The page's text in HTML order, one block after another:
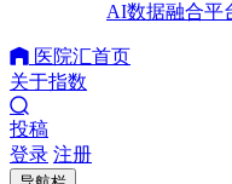
AI数据融合平
医院汇首页
关于指数
投稿
登录 注册